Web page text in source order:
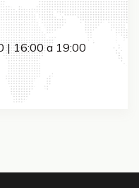
| 16:00 a 19:00